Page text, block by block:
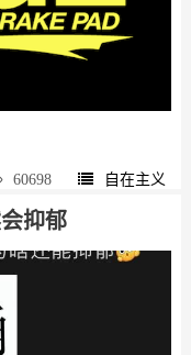
60698 自在主义
抑郁